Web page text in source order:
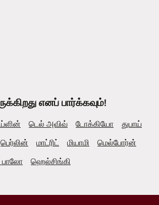
எனப் பார்க்கவும்!
டெல் அவிவ் டோக்கியோ
துபாய்
பெர்லின் மாட்ரிட் மியாமி
மெல்போர்ன்
ஹெல்சிங்கி